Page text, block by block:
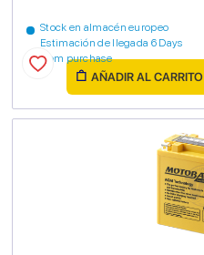
Stock en almacén europeo
Estimación de llegada 6 Days
from purchase
AÑADIR AL CARRITO